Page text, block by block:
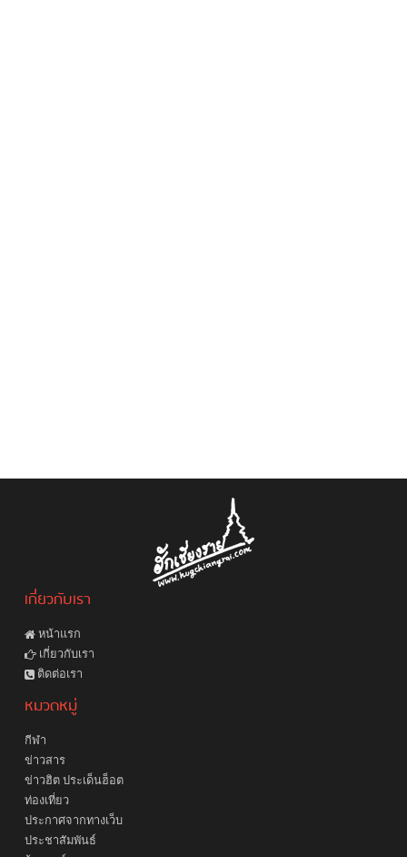
เกี่ยวกับเรา
หน้าแรก
เกี่ยวกับเรา
ติดต่อเรา
หมวดหมู่
กีฬา
ข่าวสาร
ข่าวฮิต ประเด็นฮ็อต
ท่องเที่ยว
ประกาศจากทางเว็บ
ประชาสัมพันธ์